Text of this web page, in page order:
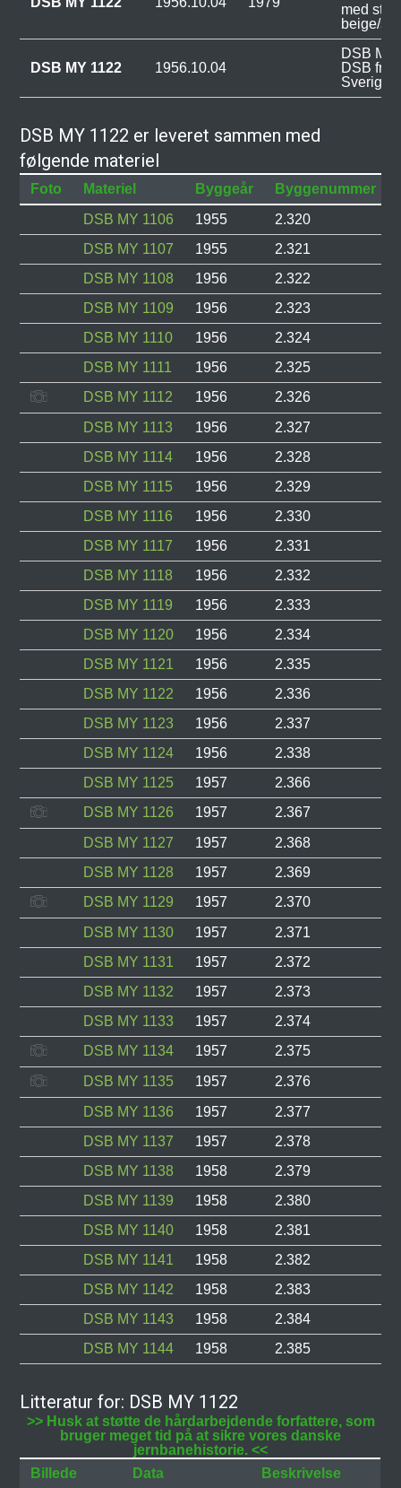
med
beige/
DSB MY 1122 1956.10.04
DSB MY
DSB fra
Sverige.
DSB MY 1122 er leveret sammen med
følgende materiel
Foto Materiel Byggeår Byggenummer
DSB MY 1106
1955 2.320
DSB MY 1107
1955 2.321
DSB MY 1108
1956 2.322
DSB MY 1109
1956 2.323
DSB MY 1110
1956 2.324
DSB MY 1111
1956 2.325
DSB MY 1112
1956 2.326
DSB MY 1113
1956 2.327
DSB MY 1114
1956 2.328
DSB MY 1115
1956 2.329
DSB MY 1116
1956 2.330
DSB MY 1117
1956 2.331
DSB MY 1118
1956 2.332
DSB MY 1119
1956 2.333
DSB MY 1120
1956 2.334
DSB MY 1121
1956 2.335
DSB MY 1122
1956 2.336
DSB MY 1123
1956 2.337
DSB MY 1124
1956 2.338
DSB MY 1125
1957 2.366
DSB MY 1126
1957 2.367
DSB MY 1127
1957 2.368
DSB MY 1128
1957 2.369
DSB MY 1129
1957 2.370
DSB MY 1130
1957 2.371
DSB MY 1131
1957 2.372
DSB MY 1132
1957 2.373
DSB MY 1133
1957 2.374
DSB MY 1134
1957 2.375
DSB MY 1135
1957 2.376
DSB MY 1136
1957 2.377
DSB MY 1137
1957 2.378
DSB MY 1138
1958 2.379
DSB MY 1139
1958 2.380
DSB MY 1140
1958 2.381
DSB MY 1141
1958 2.382
DSB MY 1142
1958 2.383
DSB MY 1143
1958 2.384
DSB MY 1144
1958 2.385
Litteratur for: DSB MY 1122
>> Husk at støtte de hårdarbejdende forfattere, som
bruger meget tid på at sikre vores danske
jernbanehistorie. <<
Billede
Data
Beskrivelse